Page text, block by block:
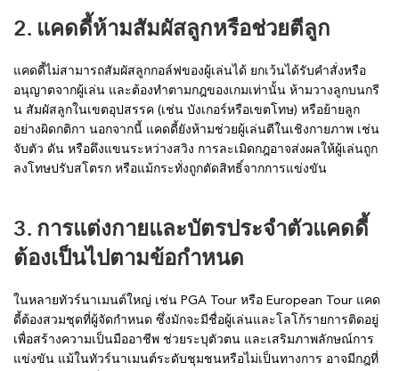
2. แคดดี้ห้ามสัมผัสลูกหรือช่วยตีลูก
แคดดี้ไม่สามารถสัมผัสลูกกอล์ฟของผู้เล่นได้ ยกเว้นได้รับคำสั่งหรือ
อนุญาตจากผู้เล่น และต้องทำตามกฎของเกมเท่านั้น ห้ามวางลูกบนกรี
น สัมผัสลูกในเขตอุปสรรค (เช่น บังเกอร์หรือเขตโทษ) หรือย้ายลูก
อย่างผิดกติกา นอกจากนี้ แคดดี้ยังห้ามช่วยผู้เล่นตีในเชิงกายภาพ เช่น
จับตัว ดัน หรือดึงแขนระหว่างสวิง การละเมิดกฎอาจส่งผลให้ผู้เล่นถูก
ลงโทษปรับสโตรก หรือแม้กระทั่งถูกตัดสิทธิ์จากการแข่งขัน
3. การแต่งกายและบัตรประจำตัวแคดดี้
ต้องเป็นไปตามข้อกำหนด
ในหลายทัวร์นาเมนต์ใหญ่ เช่น PGA Tour หรือ European Tour แคด
ดี้ต้องสวมชุดที่ผู้จัดกำหนด ซึ่งมักจะมีชื่อผู้เล่นและโลโก้รายการติดอยู่
เพื่อสร้างความเป็นมืออาชีพ ช่วยระบุตัวตน และเสริมภาพลักษณ์การ
แข่งขัน แม้ในทัวร์นาเมนต์ระดับชุมชนหรือไม่เป็นทางการ อาจมีกฎที่